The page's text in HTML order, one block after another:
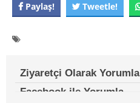
Paylaş! Tweetle!
Ziyaretçi Olarak Yorumla
Facebook ile Yorumla